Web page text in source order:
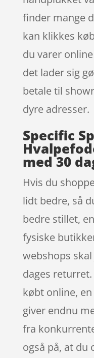
finder mange
kan klikkes
du varer
det lader sig
betale til
dyre adresser.
Specific
med 30
Hvis du
lidt bedre, så
bedre stillet,
fysiske
webshops
dages
købt online,
giver endnu
fra
også på, at